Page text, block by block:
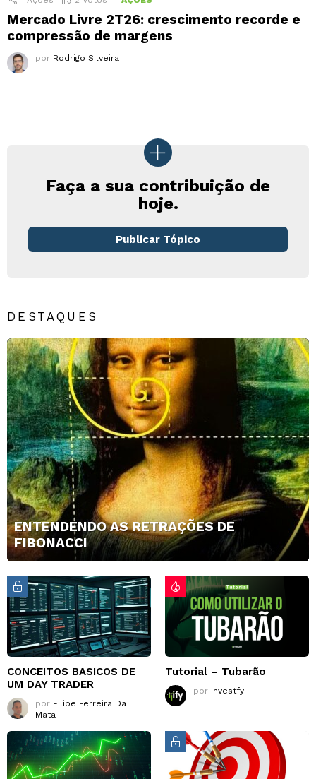
Mercado Livre 2T26: crescimento recorde e
compressão de margens
por Rodrigo Silveira
Faça a sua contribuição de
hoje.
Publicar Tópico
DESTAQUES
ENTENDENDO AS RETRAÇÕES DE
FIBONACCI
CONCEITOS BASICOS DE
UM DAY TRADER
por Filipe Ferreira Da
Mata
Tutorial – Tubarão
por Investfy